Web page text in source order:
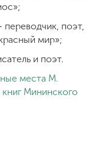
поэт,
мир»;
и поэт.
места М.
Мининского